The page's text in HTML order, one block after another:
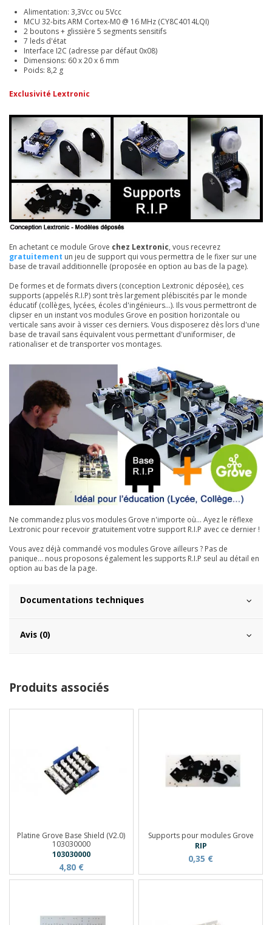
Alimentation: 3,3Vcc ou 5Vcc
MCU 32-bits ARM Cortex-M0 @ 16 MHz (CY8C4014LQI)
2 boutons + glissière 5 segments sensitifs
7 leds d'état
Interface I2C (adresse par défaut 0x08)
Dimensions: 60 x 20 x 6 mm
Poids: 8,2 g
Exclusivité Lextronic
En achetant ce module Grove chez Lextronic, vous recevrez
gratuitement un jeu de support qui vous permettra de le fixer sur une
base de travail additionnelle (proposée en option au bas de la page).
De formes et de formats divers (conception Lextronic déposée), ces
supports (appelés R.I.P) sont très largement plébiscités par le monde
éducatif (collèges, lycées, écoles d'ingénieurs...). Ils vous permettront de
clipser en un instant vos modules Grove en position horizontale ou
verticale sans avoir à visser ces derniers. Vous disposerez dès lors d'une
base de travail sans équivalent vous permettant d'uniformiser, de
rationaliser et de transporter vos montages.
Ne commandez plus vos modules Grove n'importe où... Ayez le réflexe
Lextronic pour recevoir gratuitement votre support R.I.P avec ce dernier !
Vous avez déjà commandé vos modules Grove ailleurs ? Pas de
panique... nous proposons également les supports R.I.P seul au détail en
option au bas de la page.
Documentations techniques
Avis (0)
Produits associés
Platine Grove Base Shield (V2.0)
103030000
103030000
4,80 €
Supports pour modules Grove
RIP
0,35 €